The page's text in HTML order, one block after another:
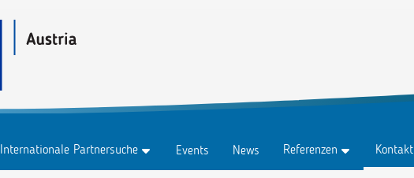
Internationale Partnersuche Events News Referenzen Kontakt